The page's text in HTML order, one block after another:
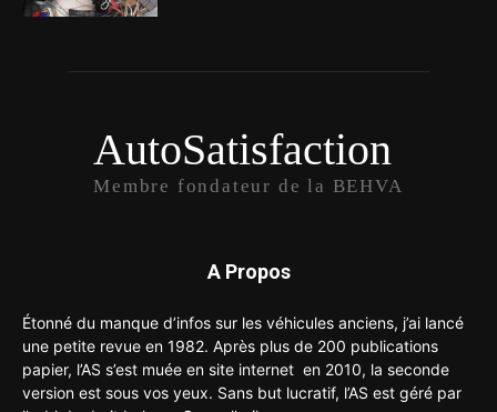
AutoSatisfaction
Membre fondateur de la BEHVA
A Propos
Étonné du manque d’infos sur les véhicules anciens, j’ai lancé
une petite revue en 1982. Après plus de 200 publications
papier, l’AS s’est muée en site internet en 2010, la seconde
version est sous vos yeux. Sans but lucratif, l’AS est géré par